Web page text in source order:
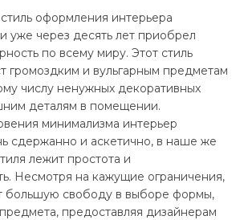
оформления интерьера
уже через десять лет приобрел
по всему миру. Этот стиль
громоздким и вульгарным предметам
числу ненужных декоративных
деталям в помещении.
минимализма интерьер
сдержанно и аскетично, в наше же
лежит простота и
Несмотря на кажущие ограничения,
большую свободу в выборе формы,
предоставляя дизайнерам